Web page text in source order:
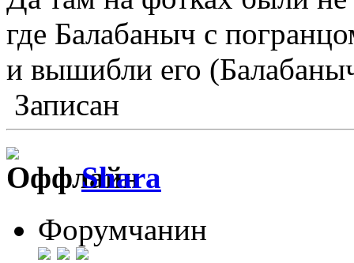
где Балабаныч с
и вышибли его
Записан
Shara
Форумчанин